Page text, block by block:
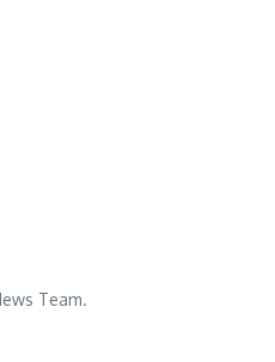
Team.